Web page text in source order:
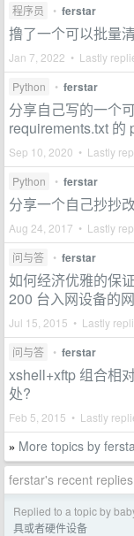
程序员 • ferstar
撸了一个可以批量
Jan 7, 2022 • Lastly
Python • ferstar
分享自己写的一个
requirements.txt 的
Sep 10, 2020 • Lastly
Python • ferstar
分享一个自己抄抄
Aug 24, 2017 • Lastly
问与答 • ferstar
如何经济优雅的保
200 台入网设备的
Jul 15, 2015 • Lastly
问与答 • ferstar
xshell+xftp 组合相
处?
Feb 5, 2015 • Lastly
» More topics by
ferstar's recent replies
Replied to a topic by
具或者硬件设备